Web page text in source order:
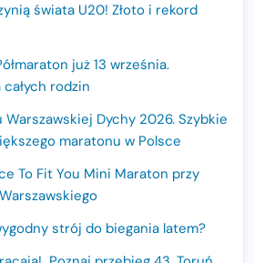
świata U20! Złoto i rekord
już 13 września.
rodzin
Warszawskiej Dychy 2026. Szybkie
maratonu w Polsce
To Fit You Mini Maraton przy
strój do biegania latem?